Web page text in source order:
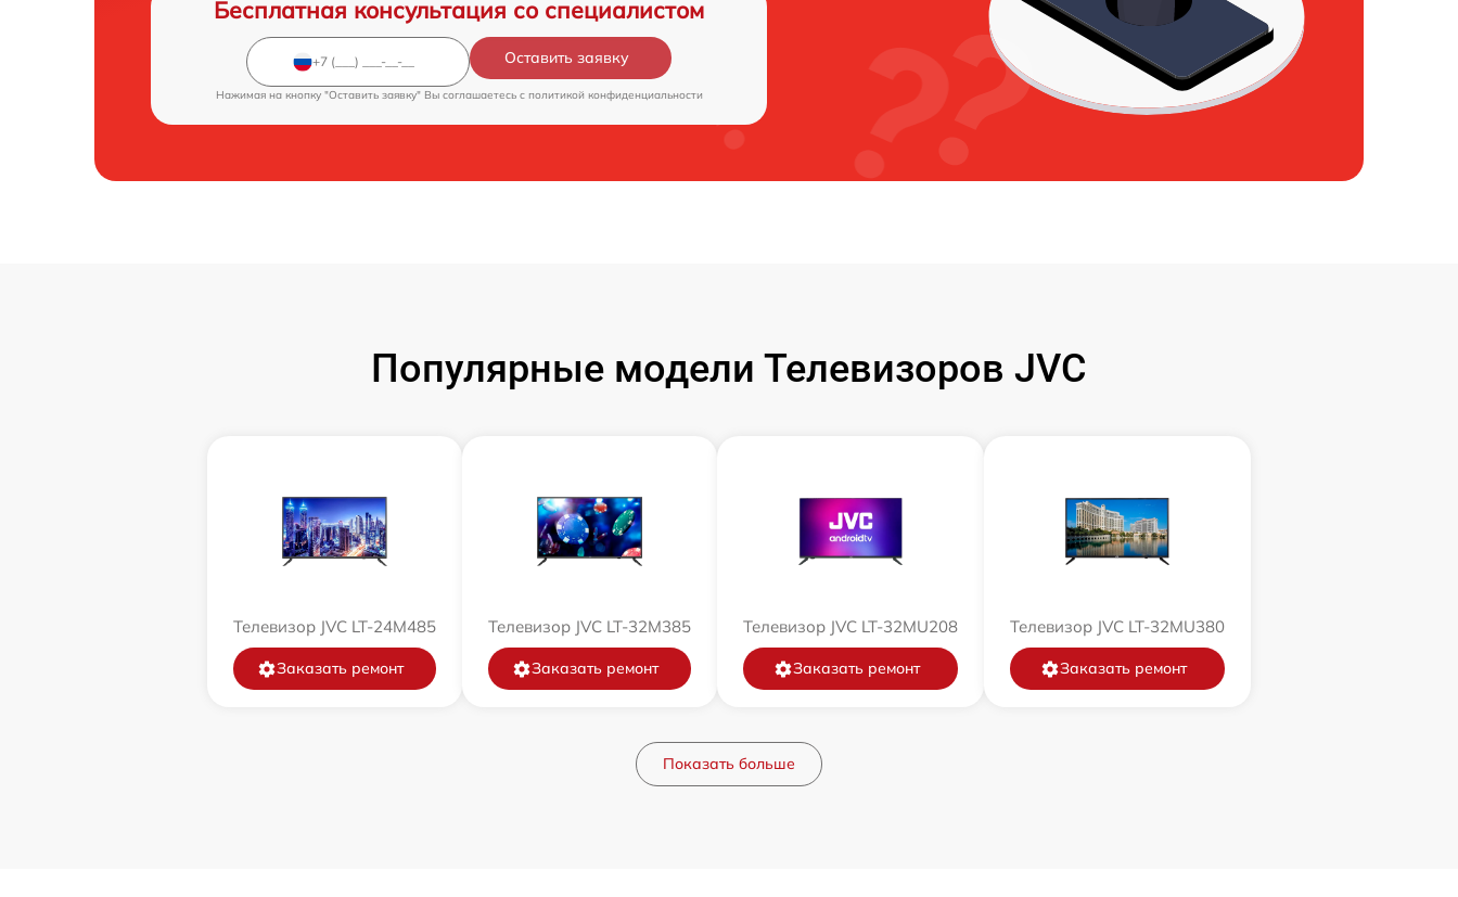
Бесплатная консультация со специалистом
Оставить заявку
Нажимая на кнопку "Оставить заявку" Вы соглашаетесь c политикой конфиденциальности
Популярные модели Телевизоров JVC
Телевизор JVC LT-24M485
Заказать ремонт
Телевизор JVC LT-32M385
Заказать ремонт
Телевизор JVC LT-32MU208
Заказать ремонт
Телевизор JVC LT-32MU380
Заказать ремонт
Показать больше